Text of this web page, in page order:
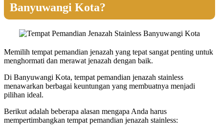
Banyuwangi Kota?
Memilih tempat pemandian jenazah yang tepat sangat penting untuk
menghormati dan merawat jenazah dengan baik.
Di Banyuwangi Kota, tempat pemandian jenazah stainless
menawarkan berbagai keuntungan yang membuatnya menjadi
pilihan ideal.
Berikut adalah beberapa alasan mengapa Anda harus
mempertimbangkan tempat pemandian jenazah stainless: